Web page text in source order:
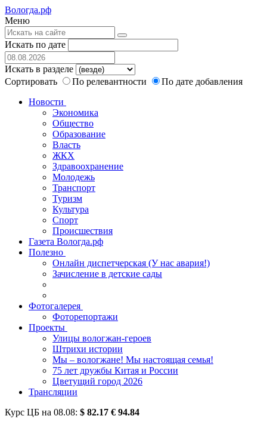
Вологда.рф
Меню
Искать по дате
Искать в разделе
Сортировать
По релевантности
По дате добавления
Новости
Экономика
Общество
Образование
Власть
ЖКХ
Здравоохранение
Молодежь
Транспорт
Туризм
Культура
Спорт
Происшествия
Газета Вологда.рф
Полезно
Онлайн диспетчерская (У нас авария!)
Зачисление в детские сады
Фотогалерея
Фоторепортажи
Проекты
Улицы вологжан-героев
Штрихи истории
Мы – вологжане! Мы настоящая семья!
75 лет дружбы Китая и России
Цветущий город 2026
Трансляции
Курс ЦБ на 08.08: $ 82.17 € 94.84